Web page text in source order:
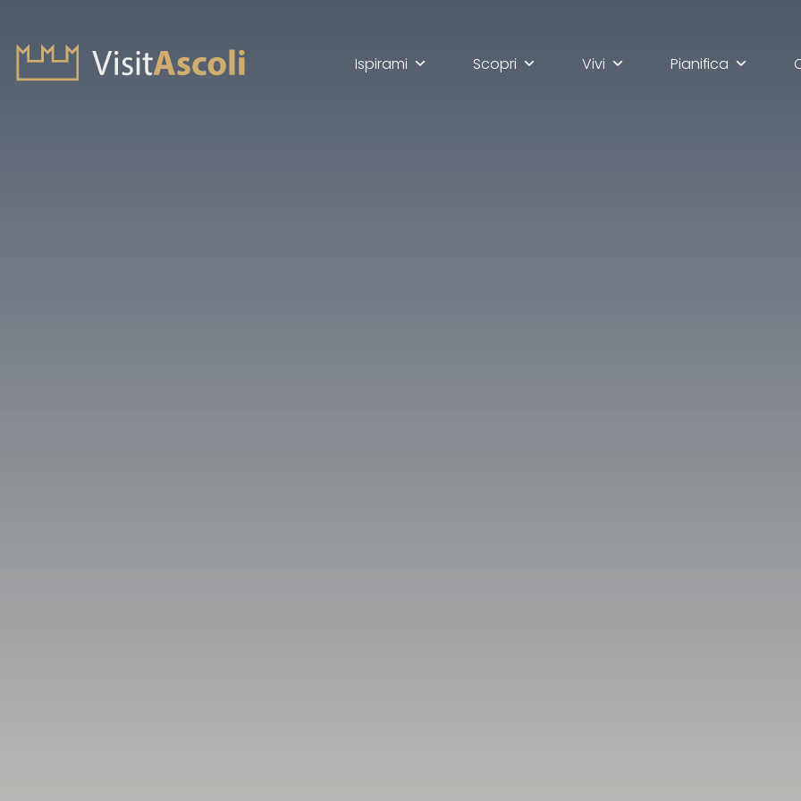
Ispirami Scopri Vivi Pianifica